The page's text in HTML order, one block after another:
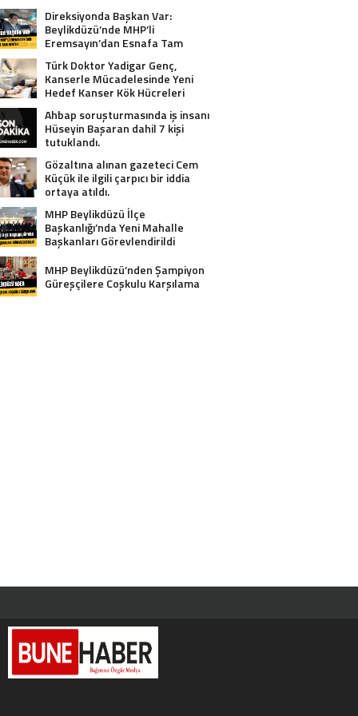
Direksiyonda Başkan Var:
Beylikdüzü’nde MHP’li
Eremsayın’dan Esnafa Tam
Türk Doktor Yadigar Genç,
Kanserle Mücadelesinde Yeni
Hedef Kanser Kök Hücreleri
Ahbap soruşturmasında iş insanı
Hüseyin Başaran dahil 7 kişi
tutuklandı.
Gözaltına alınan gazeteci Cem
Küçük ile ilgili çarpıcı bir iddia
ortaya atıldı.
MHP Beylikdüzü İlçe
Başkanlığı’nda Yeni Mahalle
Başkanları Görevlendirildi
MHP Beylikdüzü’nden Şampiyon
Güreşçilere Coşkulu Karşılama